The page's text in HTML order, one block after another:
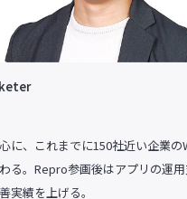
に、これまでに150社近い企業の
る。Repro参画後はアプリの運
実績を上げる。